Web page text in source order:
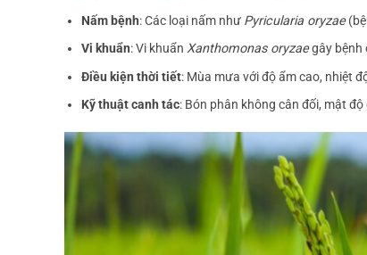
Nấm bệnh: Các loại nấm như Pyricularia oryzae
Vi khuẩn: Vi khuẩn Xanthomonas oryzaegây bệnh
Điều kiện thời tiết: Mùa mưa với độ ẩm cao, nhiệt
Kỹ thuật canh tác: Bón phân không cân đối, mật